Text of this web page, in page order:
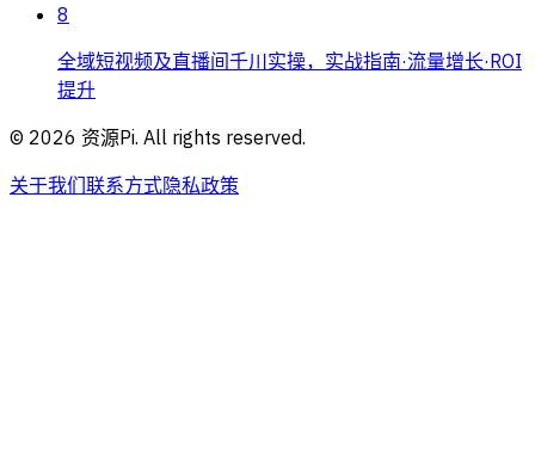
8
全域短视频及直播间千川实操，实战指南·流量增长·ROI
提升
© 2026 资源Pi. All rights reserved.
关于我们联系方式隐私政策